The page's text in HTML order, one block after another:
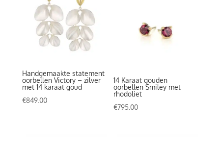
Handgemaakte statement
oorbellen Victory – zilver
met 14 karaat goud
€849.00
14 Karaat gouden
oorbellen Smiley met
rhodoliet
€795.00